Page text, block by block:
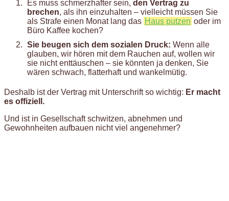
Es muss schmerzhafter sein, den Vertrag zu
brechen, als ihn einzuhalten – vielleicht müssen Sie
als Strafe einen Monat lang das Haus putzen oder im
Büro Kaffee kochen?
Sie beugen sich dem sozialen Druck: Wenn alle
glauben, wir hören mit dem Rauchen auf, wollen wir
sie nicht enttäuschen – sie könnten ja denken, Sie
wären schwach, flatterhaft und wankelmütig.
Deshalb ist der Vertrag mit Unterschrift so wichtig: Er macht
es offiziell.
Und ist in Gesellschaft schwitzen, abnehmen und
Gewohnheiten aufbauen nicht viel angenehmer?